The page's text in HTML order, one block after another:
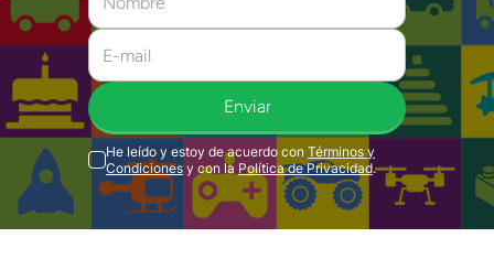
Enviar
He leído y estoy de acuerdo con Términos y
Condiciones y con la Política de Privacidad.